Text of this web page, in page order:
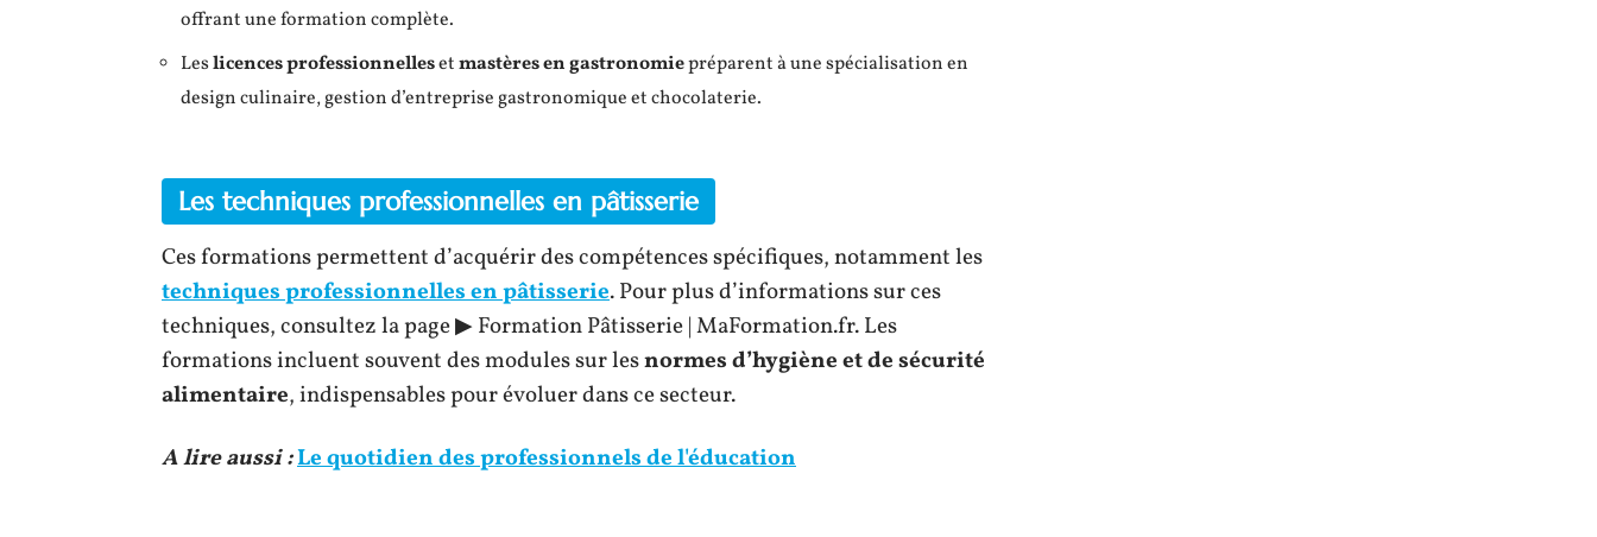
offrant une formation complète.
Leslicences professionnellesetmastères en gastronomiepréparent à une spécialisation en
design culinaire, gestion d’entreprise gastronomique et chocolaterie.
Les techniques professionnelles en pâtisserie
Ces formations permettent d’acquérir des compétences spécifiques, notamment les
techniques professionnelles en pâtisserie. Pour plus d’informations sur ces
techniques, consultez la page ▶︎ Formation Pâtisserie | MaFormation.fr. Les
formations incluent souvent des modules sur lesnormes d’hygiène et de sécurité
alimentaire, indispensables pour évoluer dans ce secteur.
A lire aussi :Le quotidien des professionnels de l'éducation